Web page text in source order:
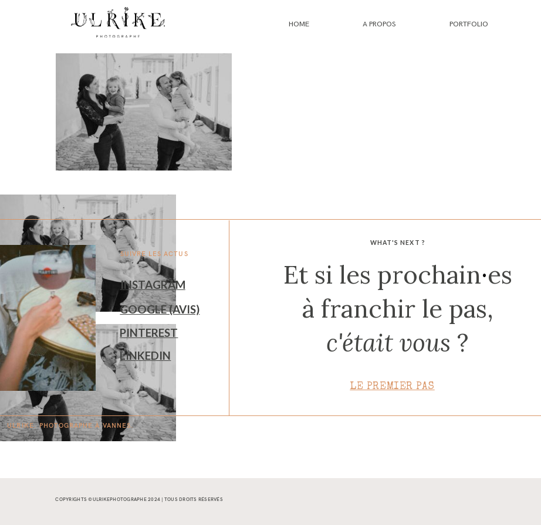
HOME A PROPOS PORTFOLIO
WHAT'S NEXT ?
SUIVRE LES ACTUS
Et si les prochain·es
à franchir le pas,
c'était vous ?
INSTAGRAM
GOOGLE (AVIS)
PINTEREST
LINKEDIN
LE PREMIER PAS
ULRIKE. PHOTOGRAPHE ÀVANNES.
COPYRIGHTS ©ULRIKEPHOTOGRAPHE 2024 | TOUS DROITS RÉSERVÉS